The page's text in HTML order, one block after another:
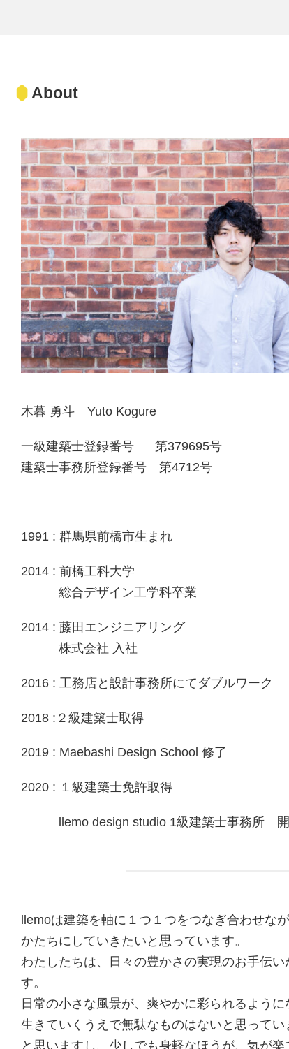
About
木暮 勇斗 Yuto Kogure
一級建築士登録番号 第379695号
建築士事務所登録番号 第4712号
1991 : 群馬県前橋市生まれ
2014 : 前橋工科大学
総合デザイン工学科卒業
2014 : 藤田エンジニアリング
株式会社 入社
2016 : 工務店と設計事務所にてダブルワーク
2018 :２級建築士取得
2019 : Maebashi Design School 修了
2020 : １級建築士免許取得
llemo design studio 1級建築士事務所
llemoは建築を軸に１つ１つをつなぎ合わせなが
かたちにしていきたいと思っています。
わたしたちは、日々の豊かさの実現のお手伝
す。
日常の小さな風景が、爽やかに彩られるように
生きていくうえで無駄なものはないと思って
と思いますし、少しでも身軽なほうが、気が楽